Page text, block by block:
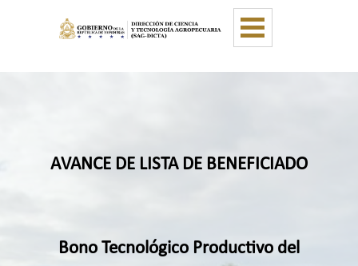
Saltar menú
AVANCE DE LISTA DE BENEFICIADO
Bono Tecnológico Productivo del